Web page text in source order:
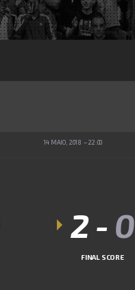
14 MAIO, 2018 22:00
2- 0
FINAL SCORE